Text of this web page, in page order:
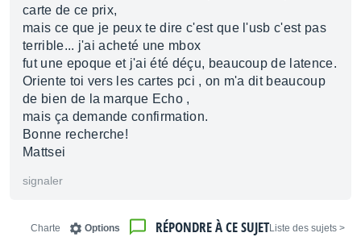
carte de ce prix,
mais ce que je peux te dire c'est que l'usb c'est pas
terrible... j'ai acheté une mbox
fut une epoque et j'ai été déçu, beaucoup de latence.
Oriente toi vers les cartes pci , on m'a dit beaucoup
de bien de la marque Echo ,
mais ça demande confirmation.
Bonne recherche!
Mattsei
signaler
< Liste des sujets
RÉPONDRE À CE SUJET
Options
Charte